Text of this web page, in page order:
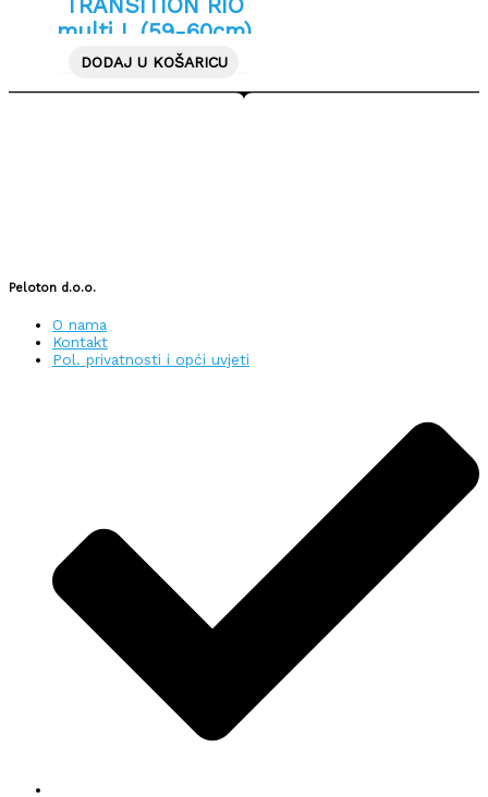
TRANSITION RIO
multi L (59-60cm)
DODAJ U KOŠARICU
Peloton d.o.o.
O nama
Kontakt
Pol. privatnosti i opći uvjeti